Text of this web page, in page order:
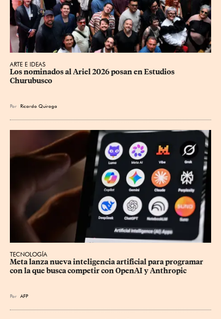
ARTE E IDEAS
Los nominados al Ariel 2026 posan en Estudios
Churubusco
Por Ricardo Quiroga
TECNOLOGÍA
Meta lanza nueva inteligencia artificial para programar
con la que busca competir con OpenAI y Anthropic
Por AFP